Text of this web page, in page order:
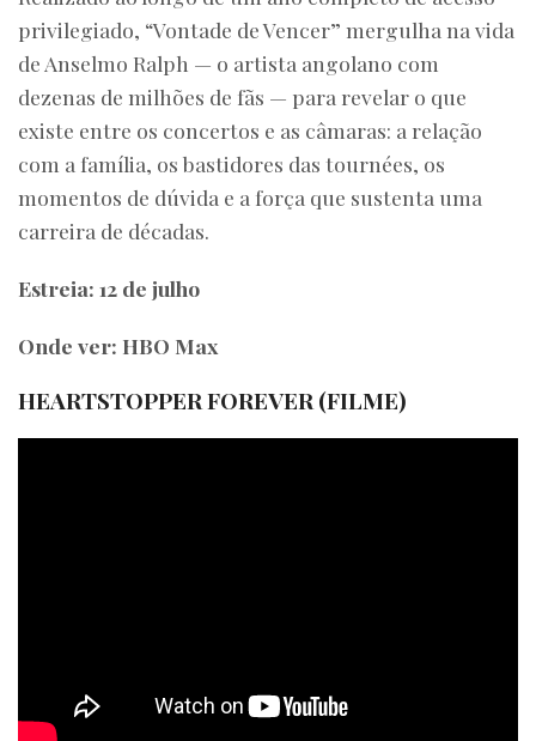
privilegiado, “Vontade de Vencer” mergulha na vida
de Anselmo Ralph — o artista angolano com
dezenas de milhões de fãs — para revelar o que
existe entre os concertos e as câmaras: a relação
com a família, os bastidores das tournées, os
momentos de dúvida e a força que sustenta uma
carreira de décadas.
Estreia: 12 de julho
Onde ver: HBO Max
HEARTSTOPPER FOREVER (FILME)